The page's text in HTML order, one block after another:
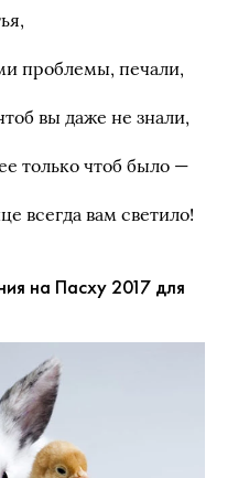
проблемы, печали,
вы даже не знали,
только чтоб было —
всегда вам светило!
на Пасху 2017 для